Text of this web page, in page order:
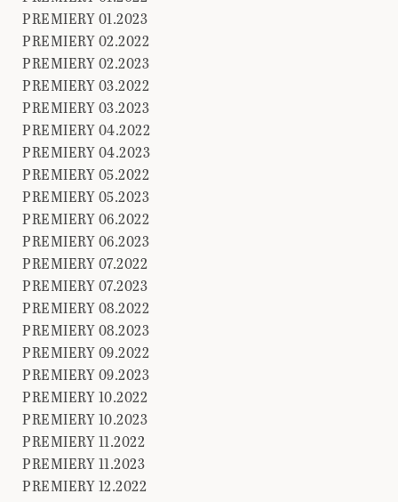
PREMIERY 01.2023
PREMIERY 02.2022
PREMIERY 02.2023
PREMIERY 03.2022
PREMIERY 03.2023
PREMIERY 04.2022
PREMIERY 04.2023
PREMIERY 05.2022
PREMIERY 05.2023
PREMIERY 06.2022
PREMIERY 06.2023
PREMIERY 07.2022
PREMIERY 07.2023
PREMIERY 08.2022
PREMIERY 08.2023
PREMIERY 09.2022
PREMIERY 09.2023
PREMIERY 10.2022
PREMIERY 10.2023
PREMIERY 11.2022
PREMIERY 11.2023
PREMIERY 12.2022